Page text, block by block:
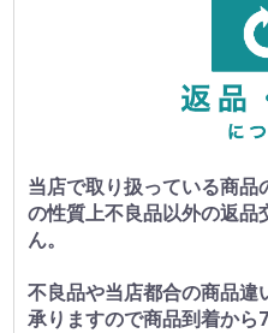
当店で取り扱っている商
の性質上不良品以外の返品
ん。
不良品や当店都合の商品違
承りますので商品到着から